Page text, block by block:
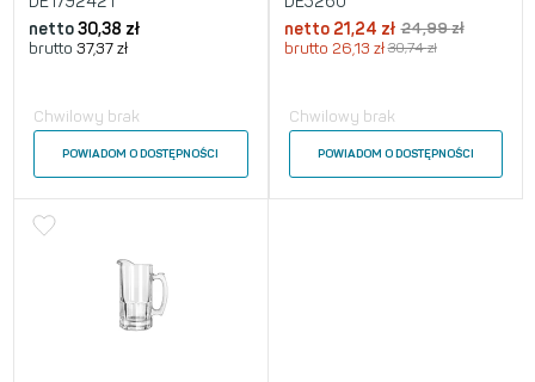
netto30,38 zł
brutto 37,37 zł
Chwilowy brak
POWIADOM O DOSTĘPNOŚCI
netto 21,24 zł 24,99zł
brutto 26,13 zł 30,74zł
Chwilowy brak
POWIADOM O DOSTĘPNOŚCI